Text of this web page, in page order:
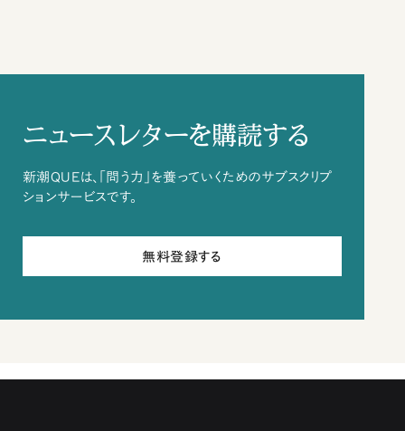
ニュースレターを購読する
新潮QUEは、「問う力」を養っていくためのサブスクリプ
ションサービスです。
無料登録する